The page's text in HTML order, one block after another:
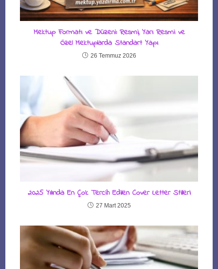
Mektup Formatı ve Düzeni: Resmi, Yarı Resmi ve
Özel Mektuplarda Standart Yapı
26 Temmuz 2026
2025 Yılında En Çok Tercih Edilen Cover Letter Stilleri
27 Mart 2025